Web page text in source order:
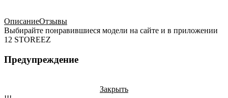
ОписаниеОтзывы
Выбирайте понравившиеся модели на сайте и в приложении
12 STOREEZ
Предупреждение
Закрыть